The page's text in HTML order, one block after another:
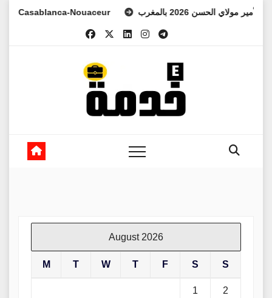
Nouaceur الأمير مولاي الحسن 2026 بالمغرب
August 2026
M T W T F S S
1 2